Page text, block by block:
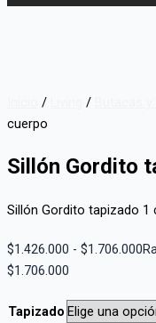
/ /
cuerpo
Sillón Gordito
Sillón Gordito tapizado 1
$1.426.000 - $1.706.000
$1.706.000
Tapizado